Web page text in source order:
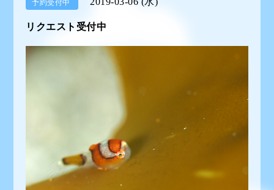
予約受付中
リクエスト受付中